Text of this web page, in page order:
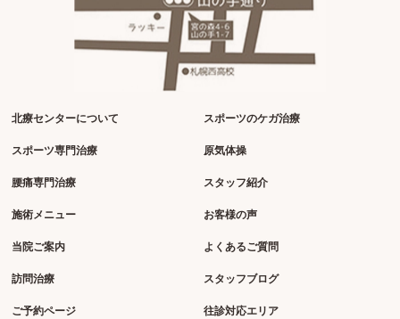
北療センターについて
スポーツ専門治療
腰痛専門治療
施術メニュー
当院ご案内
訪問治療
スポーツのケガ治療
原気体操
スタッフ紹介
お客様の声
よくあるご質問
スタッフブログ
ご予約ページ 往診対応エリア